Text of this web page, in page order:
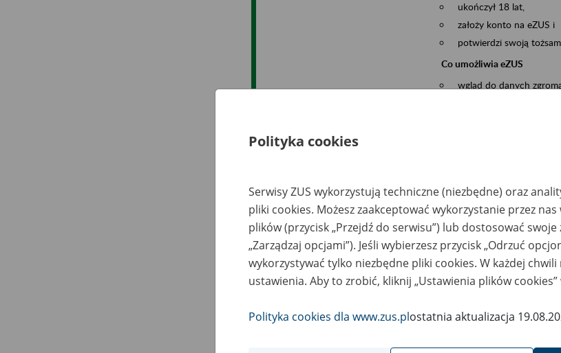
ukończył 18 lat,
założy konto na eZUS i
potwierdzi swoją
Co umożliwia eZUS
wgląd do danych
składanie wniosków i
zadawanie pytań i
umawianie się na
możesz sprawdzić
masz dostęp do
masz dostę do
Jeśli jesteś płatnikiem
możesz skorzystać z
ubezpieczeń,
możesz złożyć wniosek
masz dostęp do
Polityka cookies
Serwisy ZUS wykorzystują techniczne (niezbędne) oraz
pliki cookies. Możesz zaakceptować wykorzystanie przez
plików (przycisk „Przejdź do serwisu”) lub dostosować swoje
„Zarządzaj opcjami”). Jeśli wybierzesz przycisk „Odrzuć
wykorzystywać tylko niezbędne pliki cookies. W każdej
ustawienia. Aby to zrobić, kliknij „Ustawienia plików cookies”
Polityka cookies dla www.zus.plostatnia aktualizacja